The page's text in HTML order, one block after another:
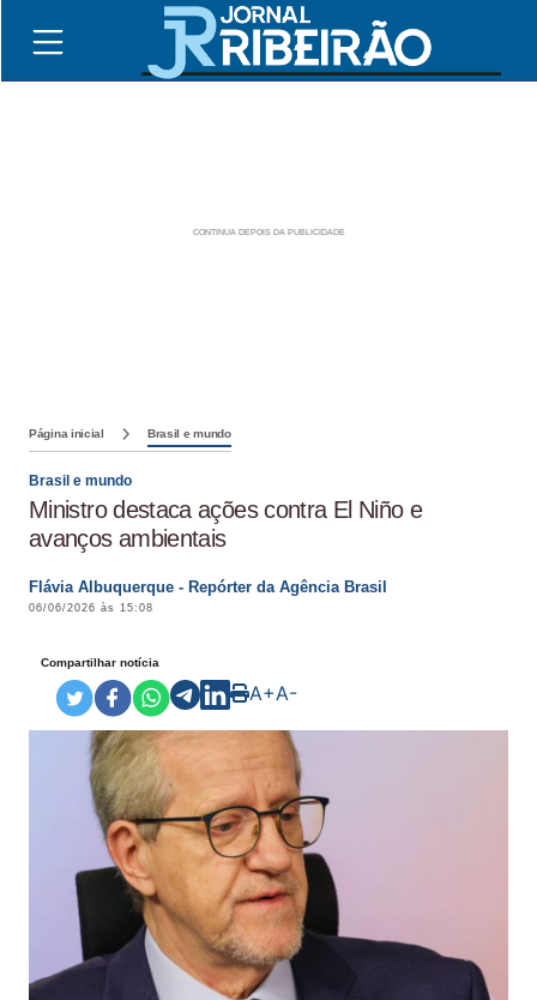
Página inicial Brasil e mundo
Brasil e mundo
Ministro destaca ações contra El Niño e
avanços ambientais
Flávia Albuquerque - Repórter da Agência Brasil
06/06/2026 às 15:08
Compartilhar notícia
A+A-